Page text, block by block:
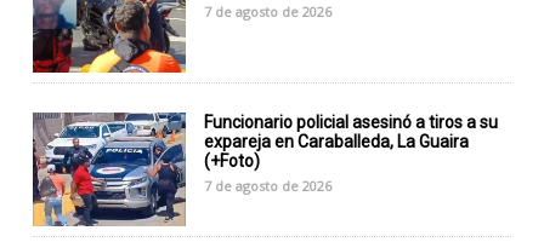
7 de agosto de 2026
Funcionario policial asesinó a tiros a su
expareja en Caraballeda, La Guaira
(+Foto)
7 de agosto de 2026